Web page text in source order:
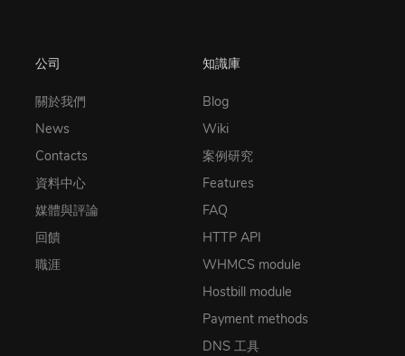
公司
關於我們
News
Contacts
資料中心
媒體與評論
回饋
職涯
知識庫
Blog
Wiki
案例研究
Features
FAQ
HTTP API
WHMCS module
Hostbill module
Payment methods
DNS 工具